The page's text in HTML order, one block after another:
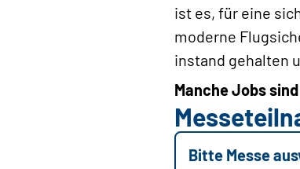
ist es, für eine
moderne
instand gehalten
Manche Jobs
Bitte Messe